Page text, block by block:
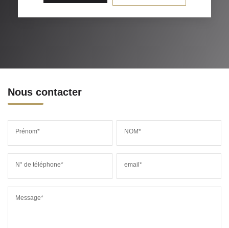
Nous contacter
Prénom* NOM*
N° de téléphone* email*
Message*